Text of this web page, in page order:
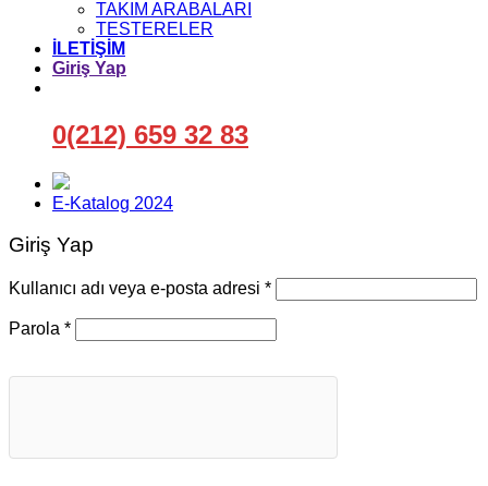
TAKIM ARABALARI
TESTERELER
İLETİŞİM
Giriş Yap
0(212) 659 32 83
E-Katalog 2024
Giriş Yap
Kullanıcı adı veya e-posta adresi *Gerekli
Parola *Gerekli